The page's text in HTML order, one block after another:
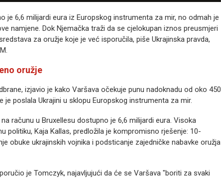
je 6,6 milijardi eura iz Europskog instrumenta za mir, no odmah je
namjene. Dok Njemačka traži da se cjelokupan iznos preusmjeri
za oružje koje je već isporučila, piše Ukrajinska pravda,
oružje
izjavio je kako Varšava očekuje punu nadoknadu od oko 450
poslala Ukrajini u sklopu Europskog instrumenta za mir.
računu u Bruxellesu dostupno je 6,6 milijardi eura. Visoka
politiku, Kaja Kallas, predložila je kompromisno rješenje: 10-
obuke ukrajinskih vojnika i podsticanje zajedničke nabavke oružja
je Tomczyk, najavljujući da će se Varšava "boriti za svaki